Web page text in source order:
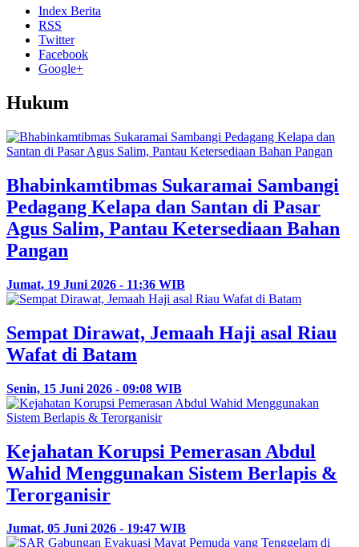
Index Berita
RSS
Twitter
Facebook
Google+
Hukum
Bhabinkamtibmas Sukaramai Sambangi
Pedagang Kelapa dan Santan di Pasar
Agus Salim, Pantau Ketersediaan Bahan
Pangan
Jumat, 19 Juni 2026 - 11:36 WIB
Sempat Dirawat, Jemaah Haji asal Riau
Wafat di Batam
Senin, 15 Juni 2026 - 09:08 WIB
Kejahatan Korupsi Pemerasan Abdul
Wahid Menggunakan Sistem Berlapis &
Terorganisir
Jumat, 05 Juni 2026 - 19:47 WIB